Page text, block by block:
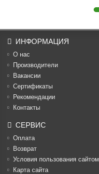
ИНФОРМАЦИЯ
О нас
Производители
Вакансии
Cертификаты
Рекомендации
Контакты
СЕРВИС
Оплата
Возврат
Условия пользования сайтом
Карта сайта